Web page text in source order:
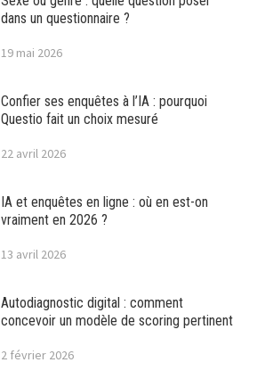
dans un questionnaire ?
19 mai 2026
Confier ses enquêtes à l’IA : pourquoi
Questio fait un choix mesuré
22 avril 2026
IA et enquêtes en ligne : où en est-on
vraiment en 2026 ?
13 avril 2026
Autodiagnostic digital : comment
concevoir un modèle de scoring pertinent
2 février 2026